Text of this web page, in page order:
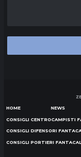
HOME NEWS
CONSIGLI CENTROCAMPISTI
CONSIGLI DIFENSORI
CONSIGLI PORTIERI